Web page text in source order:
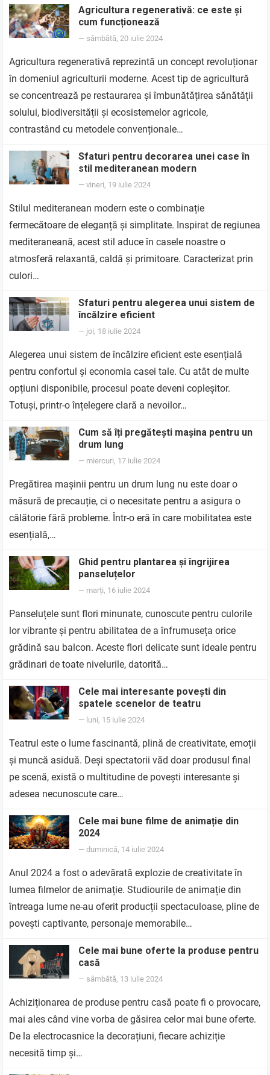
Agricultura regenerativă: ce este și
cum funcționează
— sâmbătă, 20 iulie 2024
Agricultura regenerativă reprezintă un concept revoluționar
în domeniul agriculturii moderne. Acest tip de agricultură
se concentrează pe restaurarea și îmbunătățirea sănătății
solului, biodiversității și ecosistemelor agricole,
contrastând cu metodele convenționale…
Sfaturi pentru decorarea unei case în
stil mediteranean modern
—vineri, 19 iulie 2024
Stilul mediteranean modern este o combinație
fermecătoare de eleganță și simplitate. Inspirat de regiunea
mediteraneană, acest stil aduce în casele noastre o
atmosferă relaxantă, caldă și primitoare. Caracterizat prin
culori…
Sfaturi pentru alegerea unui sistem de
încălzire eficient
— joi, 18 iulie 2024
Alegerea unui sistem de încălzire eficient este esențială
pentru confortul și economia casei tale. Cu atât de multe
opțiuni disponibile, procesul poate deveni copleșitor.
Totuși, printr-o înțelegere clară a nevoilor…
Cum să îți pregătești mașina pentru un
drum lung
— miercuri, 17 iulie 2024
Pregătirea mașinii pentru un drum lung nu este doar o
măsură de precauție, ci o necesitate pentru a asigura o
călătorie fără probleme. Într-o eră în care mobilitatea este
esențială,…
Ghid pentru plantarea și îngrijirea
panseluțelor
— marți, 16 iulie 2024
Panseluțele sunt flori minunate, cunoscute pentru culorile
lor vibrante și pentru abilitatea de a înfrumuseța orice
grădină sau balcon. Aceste flori delicate sunt ideale pentru
grădinari de toate nivelurile, datorită…
Cele mai interesante povești din
spatele scenelor de teatru
— luni, 15 iulie 2024
Teatrul este o lume fascinantă, plină de creativitate, emoții
și muncă asiduă. Deși spectatorii văd doar produsul final
pe scenă, există o multitudine de povești interesante și
adesea necunoscute care…
Cele mai bune filme de animație din
2024
—duminică, 14 iulie 2024
Anul 2024 a fost o adevărată explozie de creativitate în
lumea filmelor de animație. Studiourile de animație din
întreaga lume ne-au oferit producții spectaculoase, pline de
povești captivante, personaje memorabile…
Cele mai bune oferte la produse pentru
casă
— sâmbătă, 13 iulie 2024
Achiziționarea de produse pentru casă poate fi o provocare,
mai ales când vine vorba de găsirea celor mai bune oferte.
De la electrocasnice la decorațiuni, fiecare achiziție
necesită timp și…